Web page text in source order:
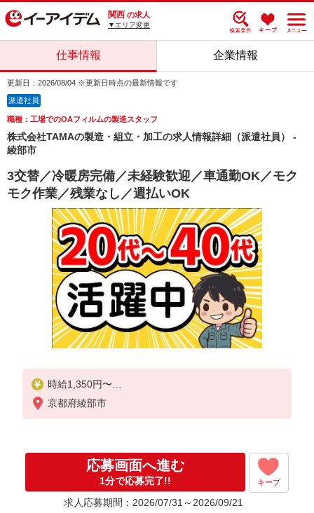
関西 の求人
▼エリア変更
仕事情報 企業情報
更新日：2026/08/04 ※更新日時点の最新情報です
派遣社員
職種：工場でのOAフィルムの製造スタッフ
株式会社TAMAの製造・組立・加工の求人情報詳細（派遣社員） -
綾部市
3交替／冷暖房完備／未経験歓迎／車通勤OK／モク
モク作業／残業なし／週払いOK
時給1,350円〜
◆月収例）235,276円
＜参考＞
割増賃金(時給+割増)
・深夜時(22時〜翌5時)：1,688円
京都府綾部市
応募画面へ進む
1分で応募完了!! キープ
求人応募期間：2026/07/31～2026/09/21